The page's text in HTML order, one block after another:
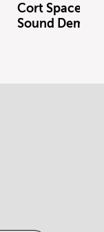
Cort Space 4
Sound Demo